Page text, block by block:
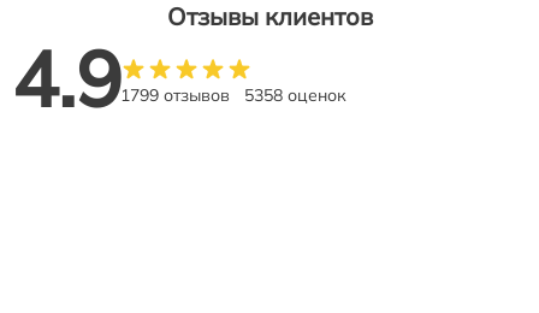
Отзывы клиентов
4.91799 отзывов 5358 оценок